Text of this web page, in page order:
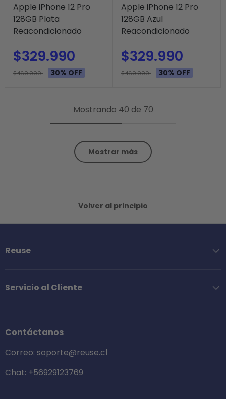
Apple iPhone 12 Pro
128GB Plata
Reacondicionado
$329.990
$469.990 30% OFF
Apple iPhone 12 Pro
128GB Azul
Reacondicionado
$329.990
$469.990 30% OFF
Mostrando 40 de 70
Mostrar más
Volver al principio
Reuse
Servicio al Cliente
Contáctanos
Correo: soporte@reuse.cl
Chat: +56929123769